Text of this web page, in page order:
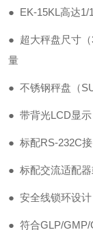
● EK-15KL高达1/
● 超大秤盘尺寸
量
● 不锈钢秤盘（
● 带背光LCD显
● 标配RS-232C
● 标配交流适配
● 安全线锁环设
● 符合GLP/GMP/